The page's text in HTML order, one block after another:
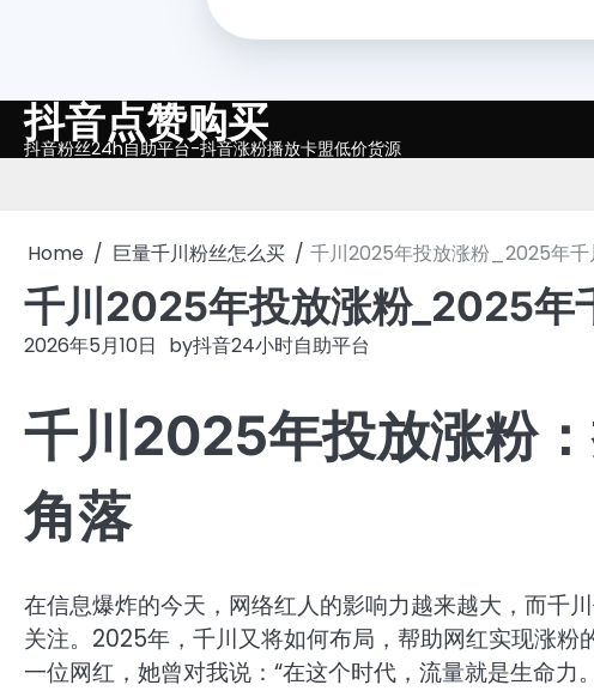
Skip抖音点赞购买
抖音粉丝24h自助平台-抖音涨粉播放卡盟低价货源
Home 巨量千川粉丝怎么买 千川2025年投放涨粉_2025年千
千川2025年投放涨粉_2025年
2026年5月10日 by抖音24小时自助平台
千川2025年投放涨粉
角落
在信息爆炸的今天，网络红人的影响力越来越大，而千
关注。2025年，千川又将如何布局，帮助网红实现涨
一位网红，她曾对我说：“在这个时代，流量就是生命力